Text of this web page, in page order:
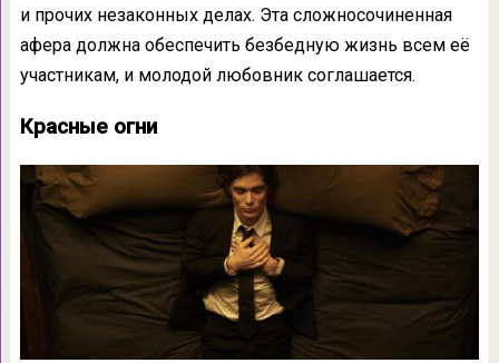
и прочих незаконных делах. Эта сложносочиненная
афера должна обеспечить безбедную жизнь всем её
участникам, и молодой любовник соглашается.
Красные огни